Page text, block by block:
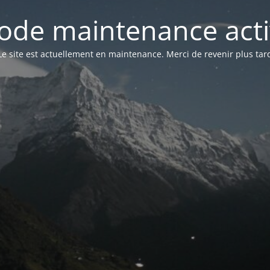
maintenance
site est actuellement en maintenance. Merci de revenir plus